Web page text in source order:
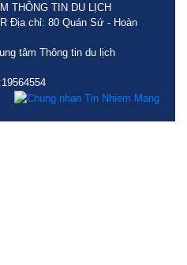
THÔNG TIN DU LỊCH
Địa chỉ: 80 Quán Sứ - Hoàn
tâm Thông tin du lịch